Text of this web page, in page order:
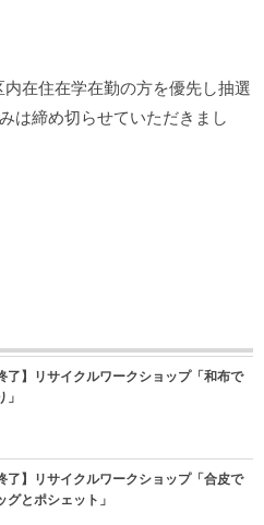
在住在学在勤の方を優先し抽選
は締め切らせていただきまし
了】リサイクルワークショップ「和布で
」
了】リサイクルワークショップ「合皮で
グとポシェット」